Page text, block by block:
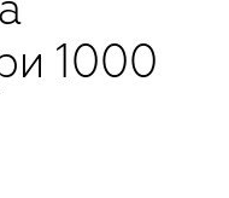
1000